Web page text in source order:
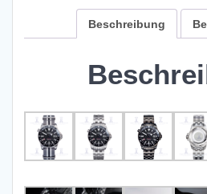
Beschreibung